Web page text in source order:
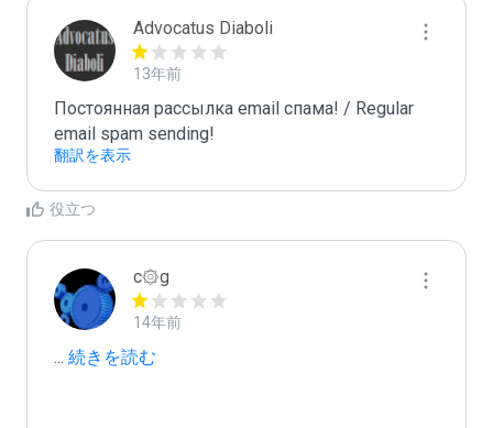
Advocatus Diaboli
13年前
Постоянная рассылка email спама! / Regular
email spam sending!
翻訳を表示
役立つ
c۞g
14年前
... 続きを読む